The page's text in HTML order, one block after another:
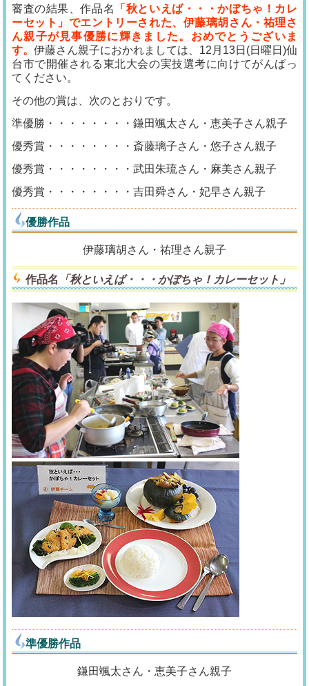
審査の結果、作品名
「秋といえば・・・かぼちゃ！カレ
ーセット」でエントリーされた、伊藤璃胡さん・祐理さ
ん親子が見事優勝に輝きました。おめでとうございま
す。 伊藤さん親子におかれましては、12月13日(日曜日)仙
台市で開催される東北大会の実技選考に向けてがんばっ
てください。
その他の賞は、次のとおりです。
準優勝・・・・・・・・鎌田颯太さん・恵美子さん親子
優秀賞・・・・・・・・斎藤璃子さん・悠子さん親子
優秀賞・・・・・・・・武田朱琉さん・麻美さん親子
優秀賞・・・・・・・・吉田舜さん・妃早さん親子
優勝作品
伊藤璃胡さん・祐理さん親子
作品名 「秋といえば・・・かぼちゃ！カレーセット」
準優勝作品
鎌田颯太さん・恵美子さん親子